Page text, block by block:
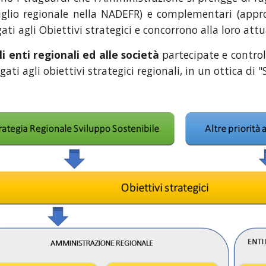
regionale nella NADEFR) e complementari
agli Obiettivi strategici e concorrono alla loro
enti regionali ed alle società partecipate e
agli obiettivi strategici regionali, in un ottica di